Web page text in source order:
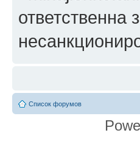
ответственна
Список форумов